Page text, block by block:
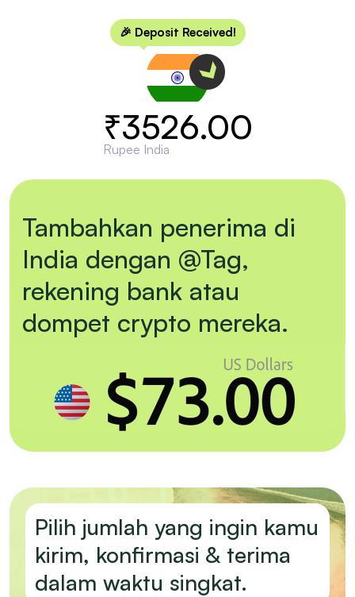
🎉 Deposit Received!
₹3526.00
Rupee India
Tambahkan penerima di
India dengan @Tag,
rekening bank atau
dompet crypto mereka.
Pilih jumlah yang ingin kamu
kirim, konfirmasi & terima
dalam waktu singkat.